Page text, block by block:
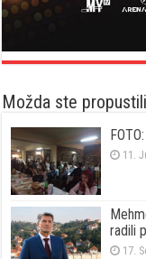
Možda ste propustili
11.
radili
17.